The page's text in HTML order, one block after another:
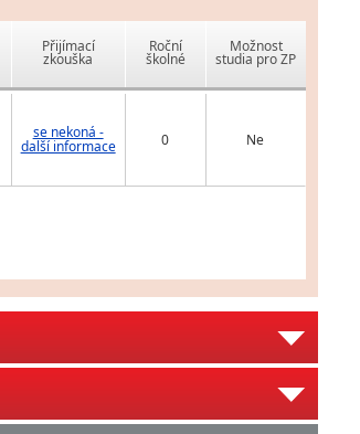
Přijímací
zkouška
Roční
školné
Možnost
studia pro ZP
se nekoná -
další informace 0 Ne